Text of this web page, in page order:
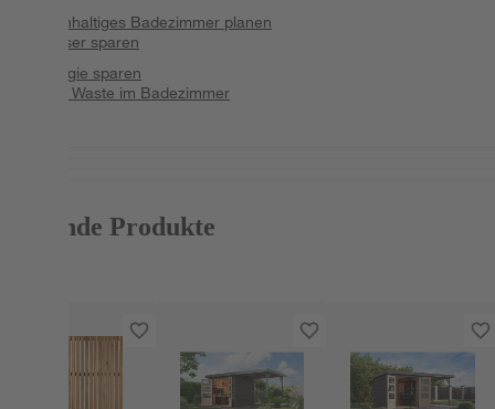
Nachhaltiges Badezimmer planen
Wasser sparen
Energie sparen
Zero Waste im Badezimmer
Passende Produkte